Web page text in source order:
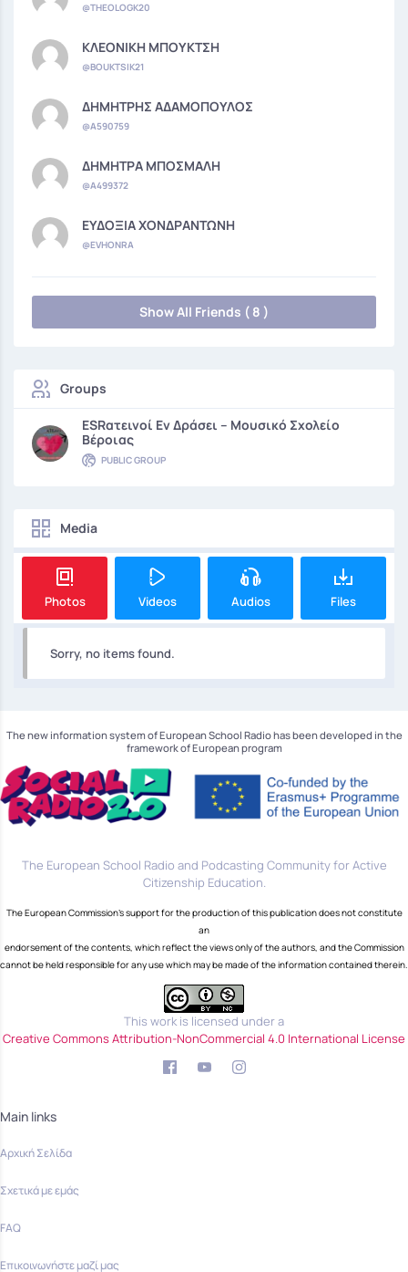
@THEOLOGK20
ΚΛΕΟΝΙΚΗ ΜΠΟΥΚΤΣΗ
@BOUKTSIK21
ΔΗΜΗΤΡΗΣ ΑΔΑΜΟΠΟΥΛΟΣ
@A590759
ΔΗΜΗΤΡΑ ΜΠΟΣΜΑΛΗ
@A499372
ΕΥΔΟΞΙΑ ΧΟΝΔΡΑΝΤΩΝΗ
@EVHONRA
Show All Friends ( 8 )
Groups
ESRατεινοί Εν Δράσει – Μουσικό Σχολείο
Βέροιας
PUBLIC GROUP
Media
Photos Videos Audios Files
Sorry, no items found.
The new information system of European School Radio has been developed in the
framework of European program
The European School Radio and Podcasting Community for Active
Citizenship Education.
The European Commission's support for the production of this publication does not constitute
an
endorsement of the contents, which reflect the views only of the authors, and the Commission
cannot be held responsible for any use which may be made of the information contained therein.
This work is licensed under a
Creative Commons Attribution-NonCommercial 4.0 International License
Main links
Αρχική Σελίδα
Σχετικά με εμάς
FAQ
Επικοινωνήστε μαζί μας